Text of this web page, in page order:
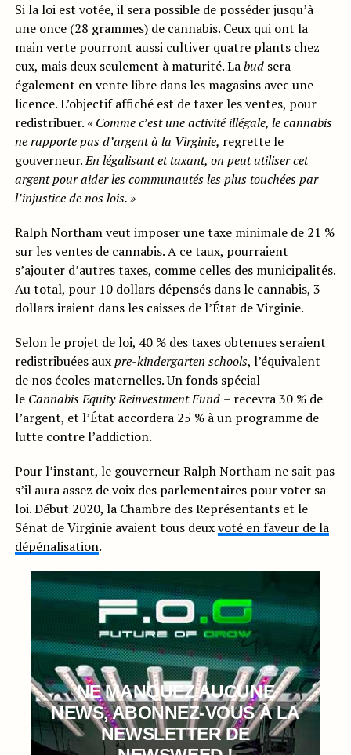
Si la loi est votée, il sera possible de posséder jusqu’à
une once (28 grammes) de cannabis. Ceux qui ont la
main verte pourront aussi cultiver quatre plants chez
eux, mais deux seulement à maturité. Labud sera
également en vente libre dans les magasins avec une
licence. L’objectif affiché est de taxer les ventes, pour
redistribuer. « Comme c’est une activité illégale, le cannabis
ne rapporte pas d’argent à la Virginie, regrette le
gouverneur.En légalisant et taxant, on peut utiliser cet
argent pour aider les communautés les plus touchées par
l’injustice de nos lois. »
Ralph Northam veut imposer une taxe minimale de 21 %
sur les ventes de cannabis. A ce taux, pourraient
s’ajouter d’autres taxes, comme celles des municipalités.
Au total, pour 10 dollars dépensés dans le cannabis, 3
dollars iraient dans les caisses de l’État de Virginie.
Selon le projet de loi, 40 % des taxes obtenues seraient
redistribuées auxpre-kindergarten schools, l’équivalent
de nos écoles maternelles. Un fonds spécial –
le Cannabis Equity Reinvestment Fund – recevra 30 % de
l’argent, et l’État accordera 25 % à un programme de
lutte contre l’addiction.
Pour l’instant, le gouverneur Ralph Northam ne sait pas
s’il aura assez de voix des parlementaires pour voter sa
loi. Début 2020, la Chambre des Représentants et le
Sénat de Virginie avaient tous deuxvoté en faveur de la
dépénalisation.
NE MANQUEZ AUCUNE
NEWS, ABONNEZ-VOUS À LA
NEWSLETTER DE